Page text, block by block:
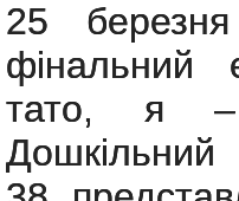
25
фінальний
тато, я –